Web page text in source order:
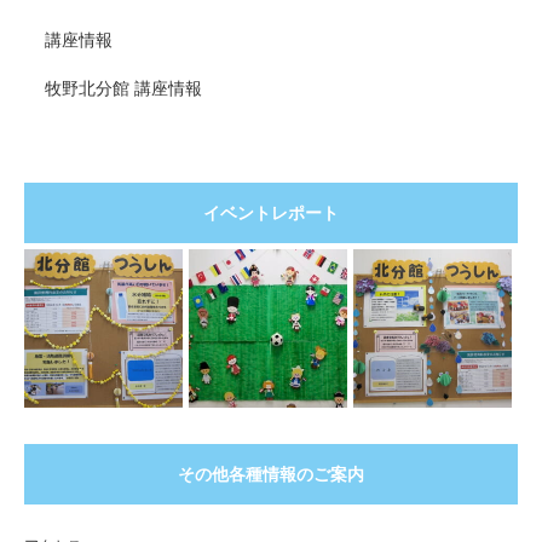
講座情報
牧野北分館 講座情報
イベントレポート
その他各種情報のご案内